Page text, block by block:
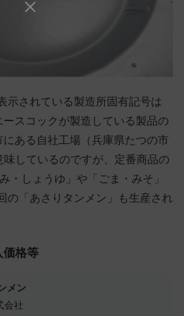
示されている製造所固有記号は
ースコックが製造している製品の
にある自社工場（兵庫県たつの市
しているのですが、定番商品の
・しょうゆ」や「ごま・みそ」
の「あさりタンメン」も生産され
価格等
メン
会社